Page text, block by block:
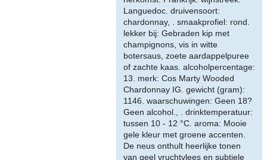
Languedoc. druivensoort:
chardonnay, . smaakprofiel: rond.
lekker bij: Gebraden kip met
champignons, vis in witte
botersaus, zoete aardappelpuree
of zachte kaas. alcoholpercentage:
13. merk: Cos Marty Wooded
Chardonnay IG. gewicht (gram):
1146. waarschuwingen: Geen 18?
Geen alcohol., . drinktemperatuur:
tussen 10 - 12 °C. aroma: Mooie
gele kleur met groene accenten.
De neus onthult heerlijke tonen
van geel vruchtvlees en subtiele